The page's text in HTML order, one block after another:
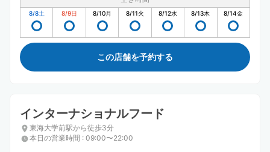
8/8土 8/9日 8/10月 8/11火 8/12水 8/13木 8/14金
この店舗を予約する
インターナショナルフード
東海大学前駅から徒歩3分
本日の営業時間 : 09:00〜22:00